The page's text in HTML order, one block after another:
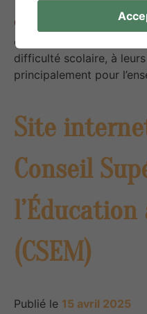
Soutien scolaire –
conseils, des outils et un
difficulté scolaire, à
principalement pour
Site
Conseil
(CSEM)
Publié le 15 avril 2025